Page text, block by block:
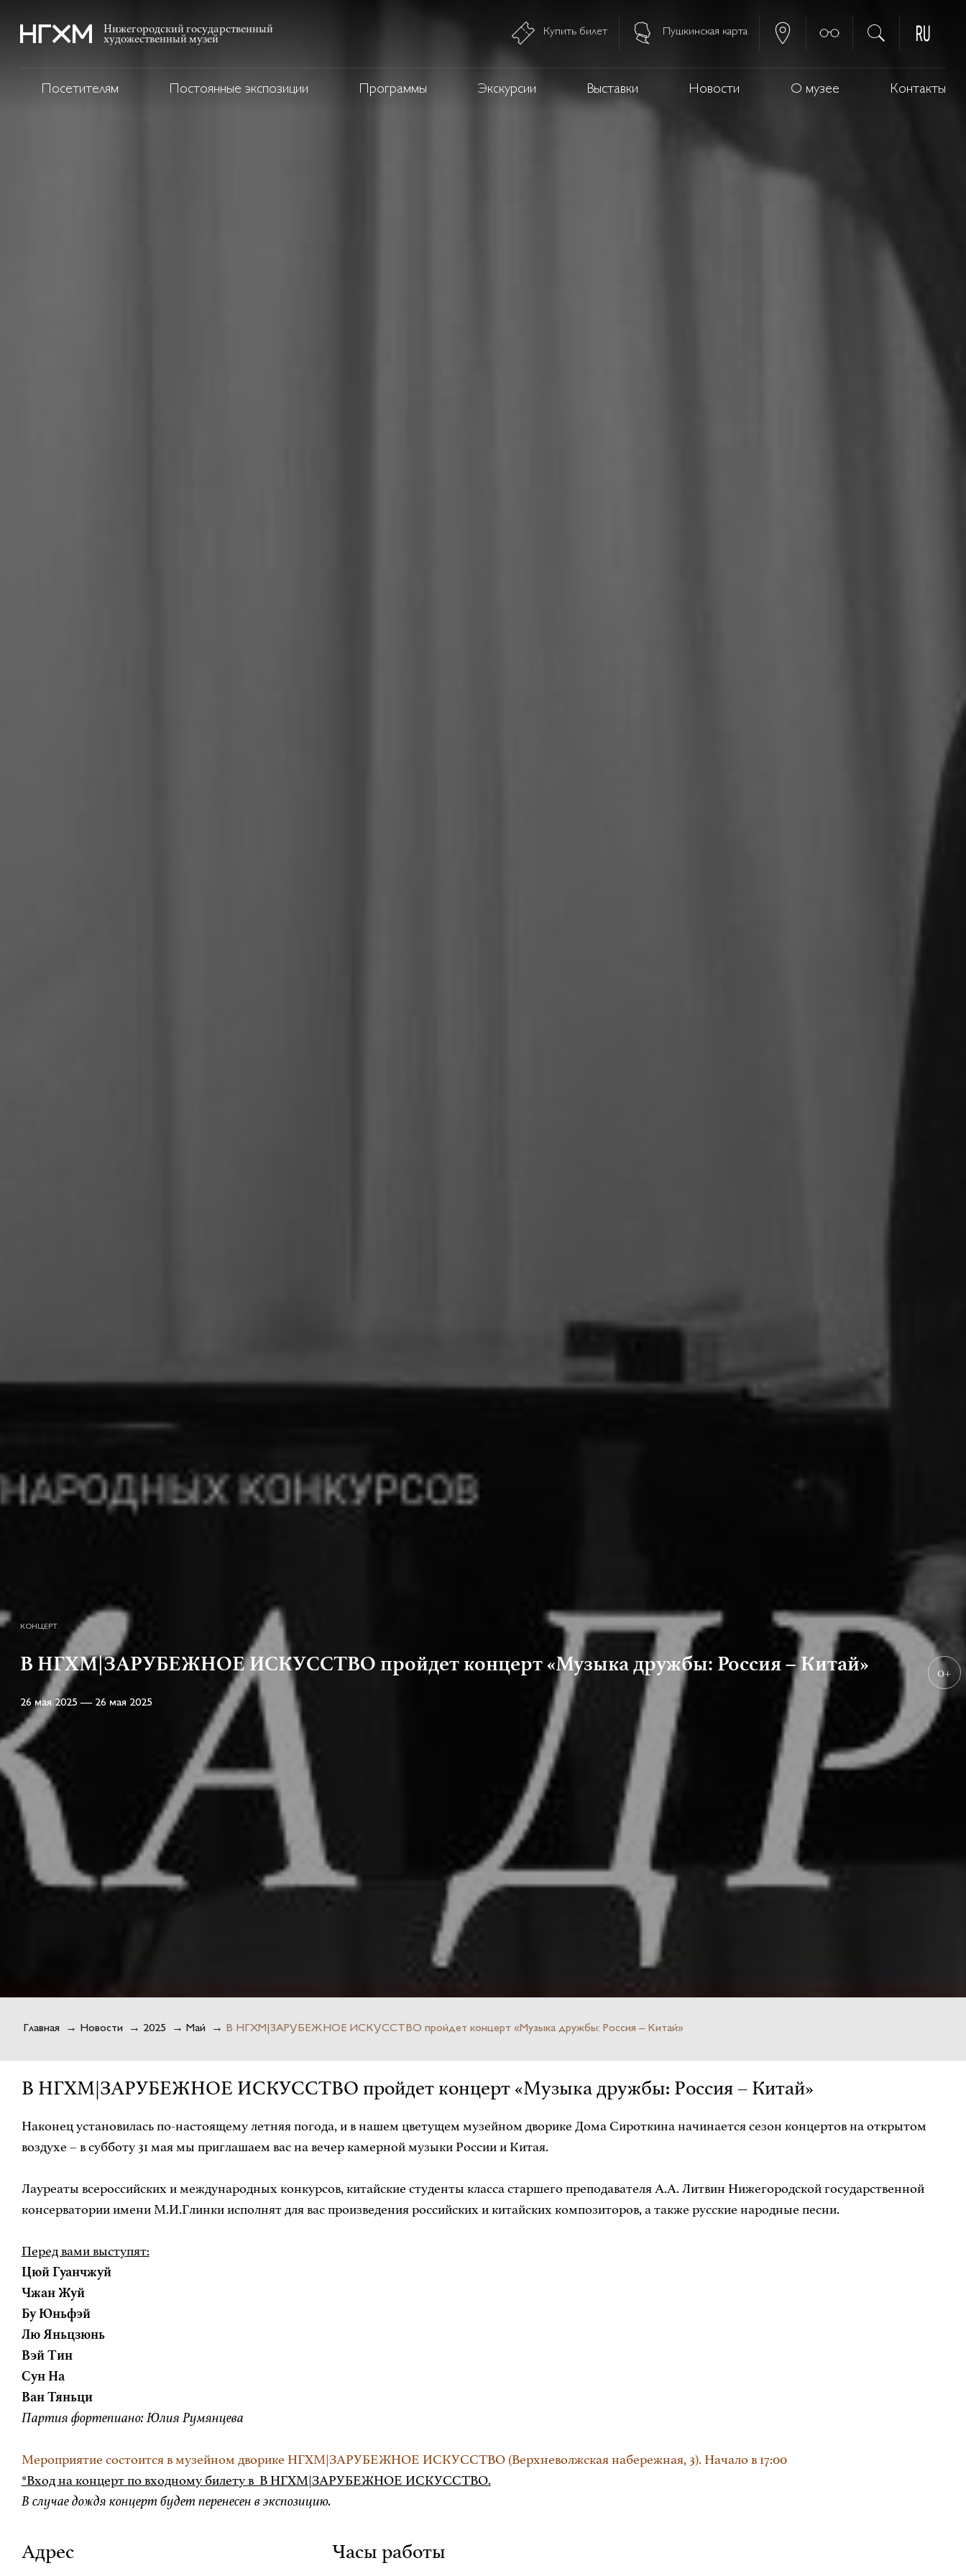
КОНЦЕРТ
В НГХМ|ЗАРУБЕЖНОЕ ИСКУССТВО пройдет концерт «Музыка дружбы: Россия – Китай»
26 мая 2025 — 26 мая 2025
0+
Нижегородский государственный
художественный музей
Купить билет Пушкинская карта
Посетителям Постоянные экспозиции Программы Экскурсии Выставки Новости О музее Контакты
Главная → Новости → 2025 → Май → В НГХМ|ЗАРУБЕЖНОЕ ИСКУССТВО пройдет концерт «Музыка дружбы: Россия – Китай»
В НГХМ|ЗАРУБЕЖНОЕ ИСКУССТВО пройдет концерт «Музыка дружбы: Россия – Китай»
Наконец установилась по-настоящему летняя погода, и в нашем цветущем музейном дворике Дома Сироткина начинается сезон концертов на открытом
воздухе – в субботу 31 мая мы приглашаем вас на вечер камерной музыки России и Китая.
Лауреаты всероссийских и международных конкурсов, китайские студенты класса старшего преподавателя А.А. Литвин Нижегородской государственной
консерватории имени М.И.Глинки исполнят для вас произведения российских и китайских композиторов, а также русские народные песни.
Перед вами выступят:
Цюй Гуанчжуй
Чжан Жуй
Бу Юньфэй
Лю Яньцзюнь
Вэй Тин
Сун На
Ван Тяньци
Партия фортепиано: Юлия Румянцева
Мероприятие состоится в музейном дворике НГХМ|ЗАРУБЕЖНОЕ ИСКУССТВО (Верхневолжская набережная, 3). Начало в 17:00
*Вход на концерт по входному билету в В НГХМ|ЗАРУБЕЖНОЕ ИСКУССТВО.
В случае дождя концерт будет перенесен в экспозицию.
Адрес Часы работы